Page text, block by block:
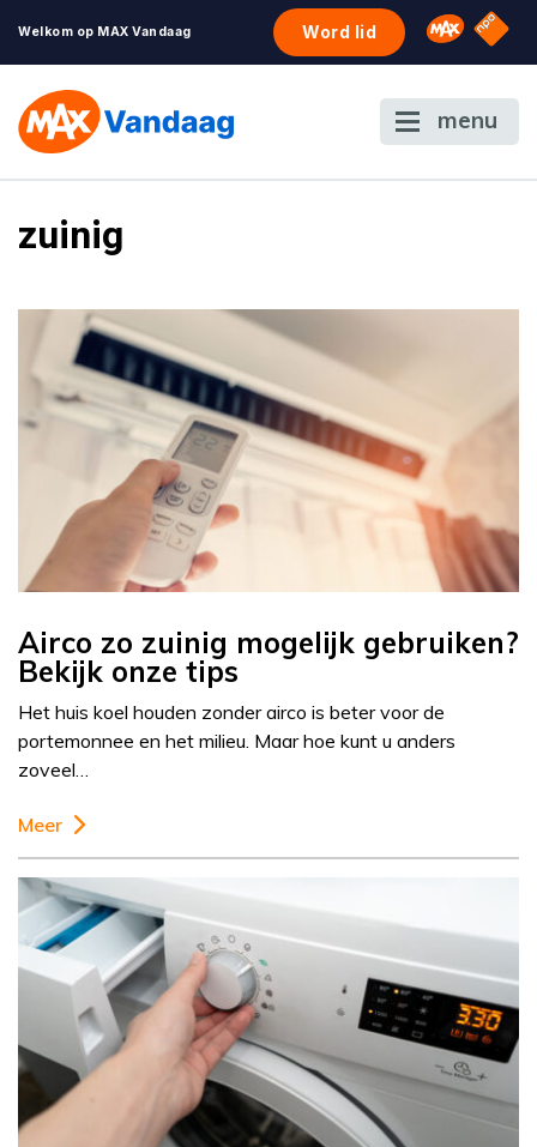
Welkom op MAX Vandaag Word lid Omroep
NPO
menu
zuinig
Airco zo zuinig mogelijk gebruiken?
Bekijk onze tips
Het huis koel houden zonder airco is beter voor de
portemonnee en het milieu. Maar hoe kunt u anders
zoveel…
Meer